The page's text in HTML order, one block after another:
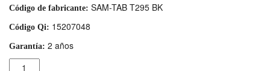
Código de fabricante: SAM-TAB T295 BK
Código Qi: 15207048
Garantía: 2 años
Cantidad